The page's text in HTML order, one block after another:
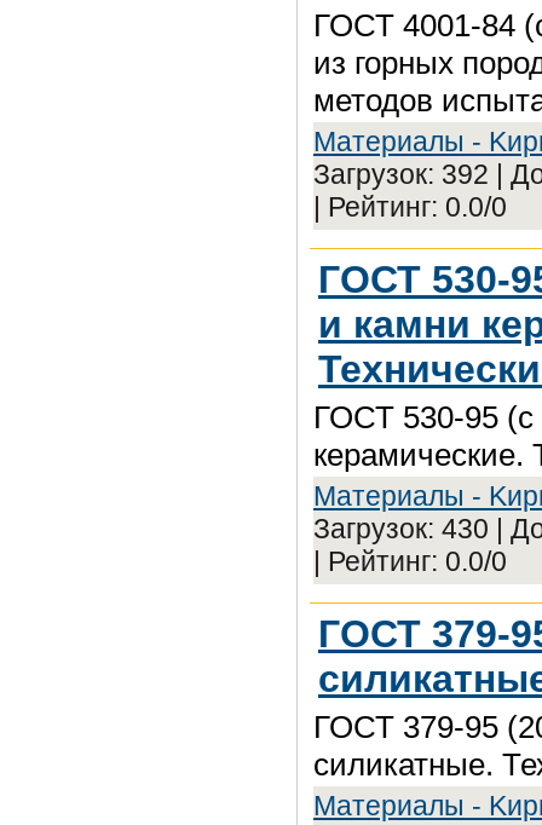
ГОСТ 4001-84
из горных
методов
Maтepиaлы -
Загрузок: 392 |
| Рейтинг: 0.0/0
ГОСТ 530-
и камни
ГОСТ 530-95 (с
керамические.
Maтepиaлы -
Загрузок: 430 |
| Рейтинг: 0.0/0
ГОСТ 379-
ГОСТ 379-95
силикатные.
Maтepиaлы -